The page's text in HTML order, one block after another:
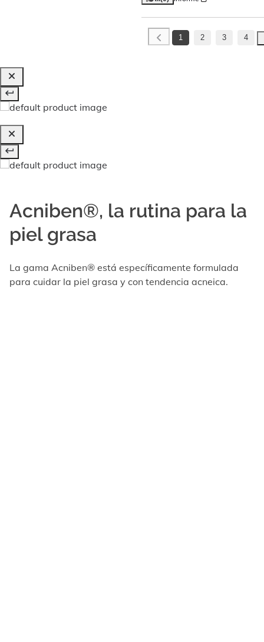
1 2 3 4
Acniben®, la rutina para la
piel grasa
La gama Acniben® está específicamente formulada
para cuidar la piel grasa y con tendencia acneica.